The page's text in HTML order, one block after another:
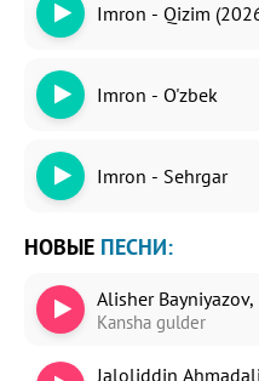
Imron - Qizim
Imron - O'zbek
Imron - Sehrgar
НОВЫЕ ПЕСНИ:
Alisher
Kansha gulder
Jaloliddin